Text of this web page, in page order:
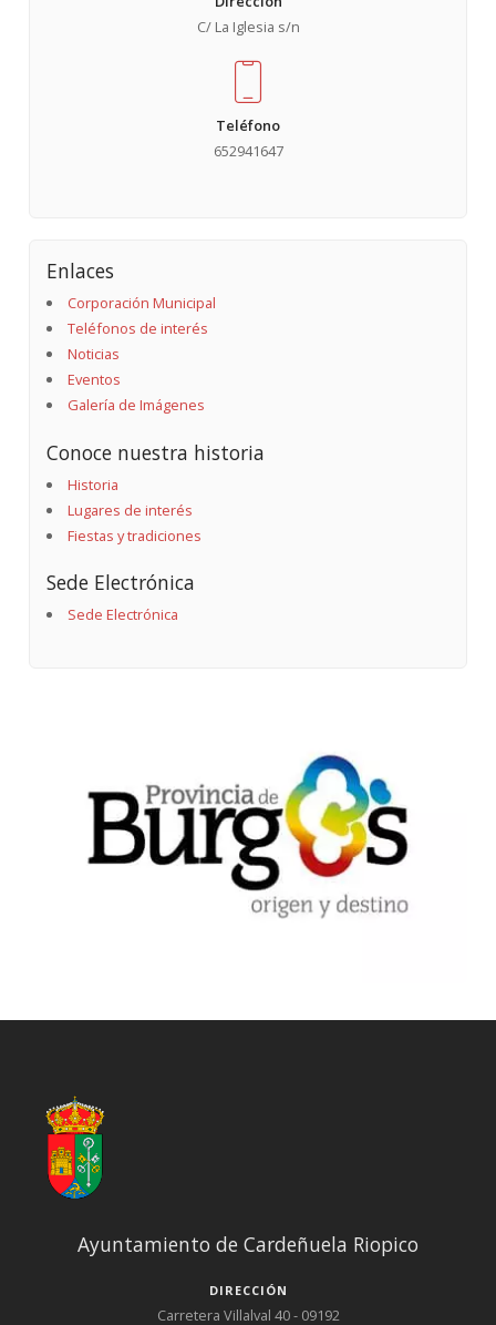
C/ La Iglesia s/n
Teléfono
652941647
Enlaces
Corporación Municipal
Teléfonos de interés
Noticias
Eventos
Galería de Imágenes
Conoce nuestra historia
Historia
Lugares de interés
Fiestas y tradiciones
Sede Electrónica
Sede Electrónica
Ayuntamiento de Cardeñuela Riopico
DIRECCIÓN
Carretera Villalval 40 - 09192